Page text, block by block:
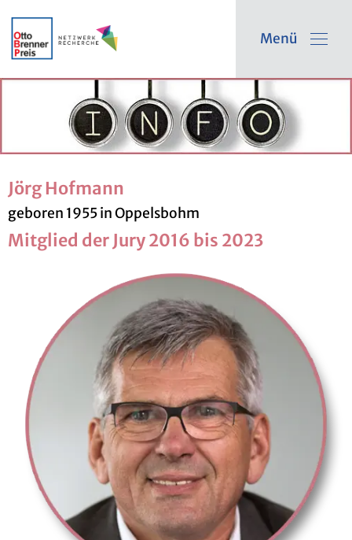
Menü
Jörg Hof­mann
ge­bo­ren 1955 in Op­pelsbohm
Mit­glied der Jury 2016 bis 2023